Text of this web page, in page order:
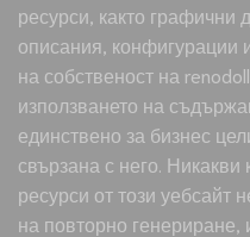
ресурси, както графични
описания, конфигурации
на собственост на
използването на
единствено за бизнес
свързана с него.
ресурси от този уебсайт
на повторно генериране,